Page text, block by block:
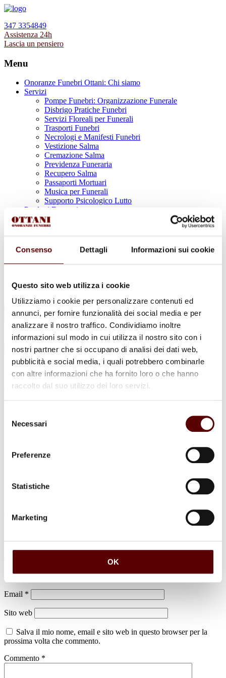
Consenso Dettagli Informazioni sui cookie
Questo sito web utilizza i cookie
Utilizziamo i cookie per personalizzare contenuti ed
annunci, per fornire funzionalità dei social media e per
analizzare il nostro traffico. Condividiamo inoltre
informazioni sul modo in cui utilizza il nostro sito con i
nostri partner che si occupano di analisi dei dati web,
pubblicità e social media, i quali potrebbero combinarle
con altre informazioni che ha fornito loro o che hanno
raccolto dal suo utilizzo dei loro servizi.
delNecessari
Preferenze
Statistiche
Marketing
OK
347 3354849
Assistenza 24h
Lascia un pensiero
Menu
Onoranze Funebri Ottani: Chi siamo
Servizi
Pompe Funebri: Organizzazione Funerale
Disbrigo Pratiche Funebri
Servizi Floreali per Funerali
Trasporti Funebri
Necrologi e Manifesti Funebri
Vestizione Salma
Cremazione Salma
Previdenza Funeraria
Recupero Salma
Passaporti Mortuari
Musica per Funerali
Supporto Psicologico Lutto
Prodotti Funerari
Lapidi, Lastre tombali e Monumenti Funerari
Urne Cinerarie
Allestimento Funebre
Cofani Funebri
In caso di decesso
Necrologi
Sedi Onoranze Funebri Ottani
per:
Daria Campanini
Il tuo indirizzo email non sarà pubblicato. I campi obbligatori sono
Nome*
Email *
Sito web
Salva il mio nome, email e sito web in questo browser per la
prossima volta che commento.
Commento *